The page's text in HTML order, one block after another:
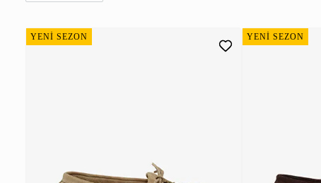
YENİ SEZON YENİ SEZON